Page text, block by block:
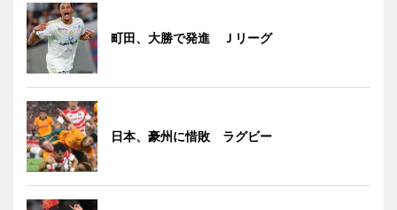
町田、大勝で発進 Ｊリーグ
日本、豪州に惜敗 ラグビー